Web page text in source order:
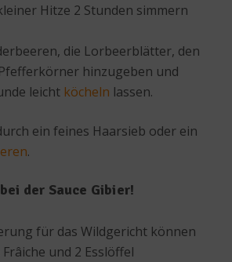
Hitze 2 Stunden simmern
die Lorbeerblätter, den
hinzugeben und
leicht köcheln lassen.
ein feines Haarsieb oder ein
.
der Sauce Gibier!
für das Wildgericht können
und 2 Esslöffel